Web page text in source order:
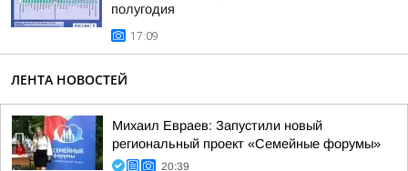
полугодия
17:09
ЛЕНТА НОВОСТЕЙ
Михаил Евраев: Запустили новый
региональный проект «Семейные форумы»
20:39